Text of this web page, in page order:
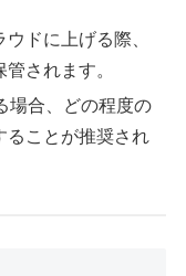
ウドに上げる際、
されます。
場合、どの程度の
ることが推奨され